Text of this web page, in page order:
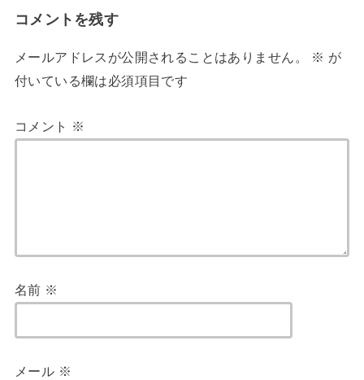
コメントを残す
メールアドレスが公開されることはありません。 ※ が
付いている欄は必須項目です
コメント ※
名前 ※
メール ※